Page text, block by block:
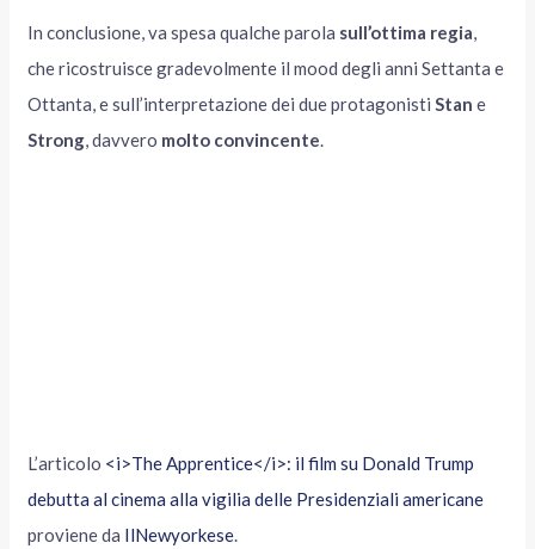
In conclusione, va spesa qualche parola sull’ottima regia,
che ricostruisce gradevolmente il mood degli anni Settanta e
Ottanta, e sull’interpretazione dei due protagonistiStan e
Strong, davvero molto convincente.
L’articolo <i>The Apprentice</i>: il film su Donald Trump
debutta al cinema alla vigilia delle Presidenziali americane
proviene da IlNewyorkese.